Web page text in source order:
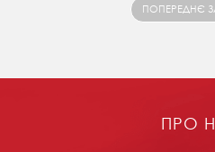
ПОПЕРЕДНЄ
ПРО